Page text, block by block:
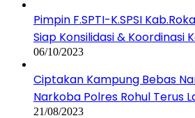
Pimpin F.SPTI-K.SPSI
Siap Konsilidasi & Koordinasi
06/10/2023
Ciptakan Kampung Bebas
Narkoba Polres Rohul Terus
21/08/2023